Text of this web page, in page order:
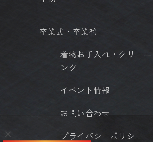
卒業式・卒業袴
着物お手入れ・クリーニ
ング
イベント情報
お問い合わせ
プライバシーポリシー